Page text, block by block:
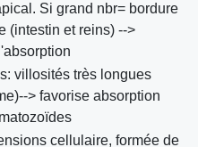
Si grand nbr= bordure
(intestin et reins) -->
villosités très longues
> favorise absorption
cellulaire, formée de